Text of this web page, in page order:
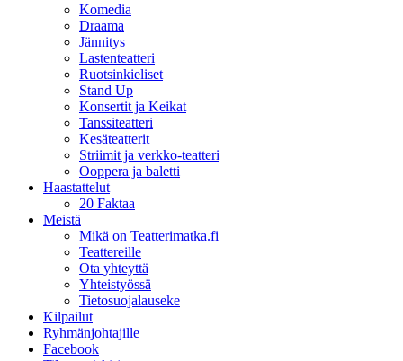
Komedia
Draama
Jännitys
Lastenteatteri
Ruotsinkieliset
Stand Up
Konsertit ja Keikat
Tanssiteatteri
Kesäteatterit
Striimit ja verkko-teatteri
Ooppera ja baletti
Haastattelut
20 Faktaa
Meistä
Mikä on Teatterimatka.fi
Teattereille
Ota yhteyttä
Yhteistyössä
Tietosuojalauseke
Kilpailut
Ryhmänjohtajille
Facebook